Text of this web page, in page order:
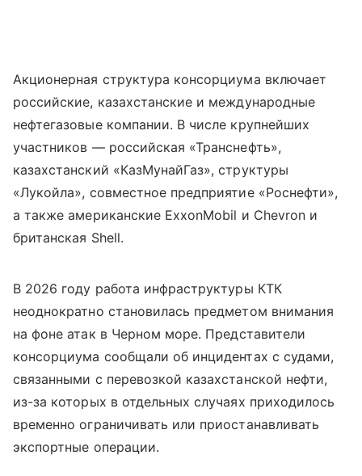
Акционерная структура консорциума включает
российские, казахстанские и международные
нефтегазовые компании. В числе крупнейших
участников — российская «Транснефть»,
казахстанский «КазМунайГаз», структуры
«Лукойла», совместное предприятие «Роснефти»,
а также американские ExxonMobil и Chevron и
британская Shell.
В 2026 году работа инфраструктуры КТК
неоднократно становилась предметом внимания
на фоне атак в Черном море. Представители
консорциума сообщали об инцидентах с судами,
связанными с перевозкой казахстанской нефти,
из-за которых в отдельных случаях приходилось
временно ограничивать или приостанавливать
экспортные операции.